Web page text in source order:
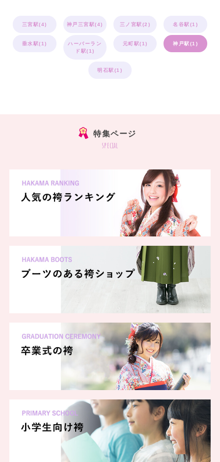
三宮駅(4) 神戸三宮駅(4) 三ノ宮駅(2) 名谷駅(1)
垂水駅(1)
ハーバーラン
ド駅(1)
元町駅(1) 神戸駅(1)
明石駅(1)
特集ページ
special